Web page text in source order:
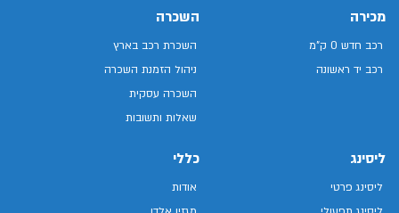
מכירה
רכב חדש 0 ק"מ
רכב יד ראשונה
השכרה
השכרת רכב בארץ
ניהול הזמנת השכרה
השכרה עסקית
שאלות ותשובות
ליסינג
ליסינג פרטי
כללי
אודות